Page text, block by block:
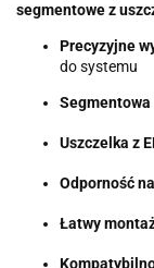
segmentowe z
Precyzyjne
do systemu
Segmentowa
Uszczelka z
Odporność
Łatwy